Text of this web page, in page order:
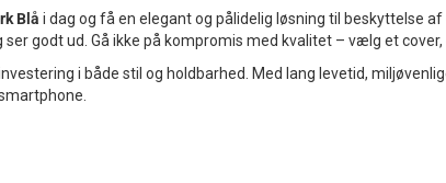
Blå i dag og få en elegant og pålidelig løsning til beskyttelse
godt ud. Gå ikke på kompromis med kvalitet – vælg et
i både stil og holdbarhed. Med lang levetid,